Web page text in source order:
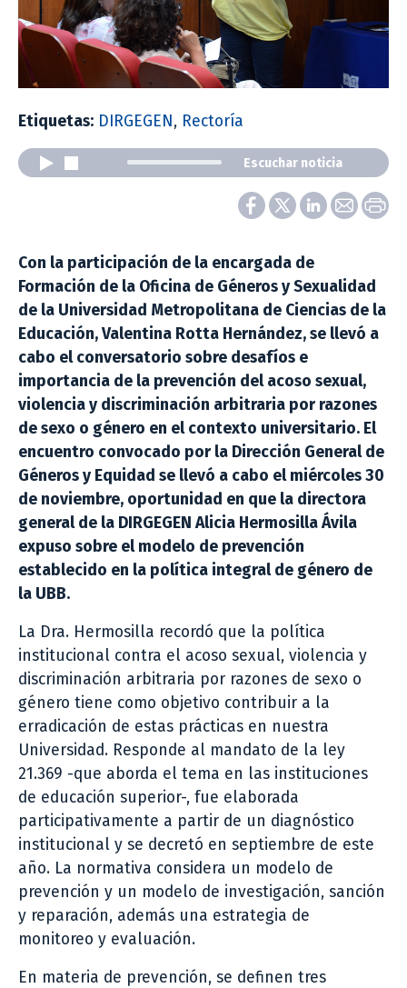
Etiquetas: DIRGEGEN, Rectoría
Escuchar noticia
Con la participación de la encargada de
Formación de la Oficina de Géneros y Sexualidad
de la Universidad Metropolitana de Ciencias de la
Educación, Valentina Rotta Hernández, se llevó a
cabo el conversatorio sobre desafíos e
importancia de la prevención del acoso sexual,
violencia y discriminación arbitraria por razones
de sexo o género en el contexto universitario. El
encuentro convocado por la Dirección General de
Géneros y Equidad se llevó a cabo el miércoles 30
de noviembre, oportunidad en que la directora
general de la DIRGEGEN Alicia Hermosilla Ávila
expuso sobre el modelo de prevención
establecido en la política integral de género de
la UBB.
La Dra. Hermosilla recordó que la política
institucional contra el acoso sexual, violencia y
discriminación arbitraria por razones de sexo o
género tiene como objetivo contribuir a la
erradicación de estas prácticas en nuestra
Universidad. Responde al mandato de la ley
21.369 -que aborda el tema en las instituciones
de educación superior-, fue elaborada
participativamente a partir de un diagnóstico
institucional y se decretó en septiembre de este
año. La normativa considera un modelo de
prevención y un modelo de investigación, sanción
y reparación, además una estrategia de
monitoreo y evaluación.
En materia de prevención, se definen tres